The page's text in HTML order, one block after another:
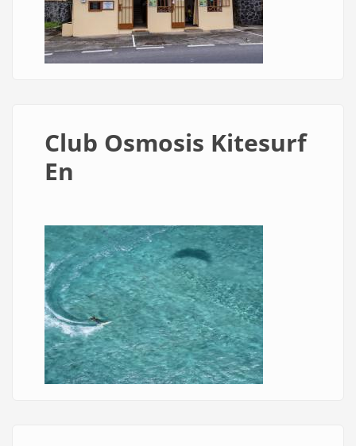
Club Osmosis Kitesurf
En